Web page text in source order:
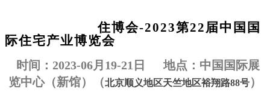
住博会-2023第22届中国国
际住宅产业博览会
时间：2023-06月19-21日 地点：中国国际展
览中心（新馆）（北京顺义地区天竺地区裕翔路88号）